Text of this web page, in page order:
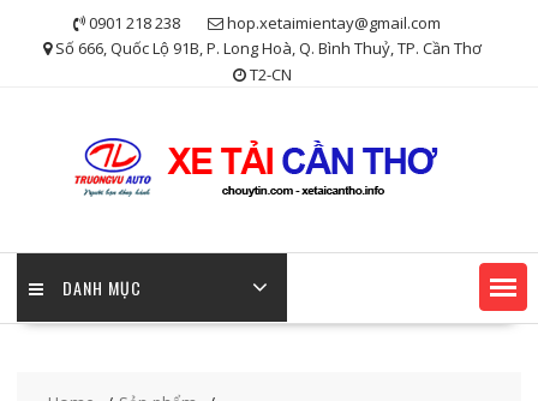
0901 218 238
hop.xetaimientay@gmail.com
Số 666, Quốc Lộ 91B, P. Long Hoà, Q. Bình Thuỷ, TP. Cần Thơ
T2-CN
DANH MỤC